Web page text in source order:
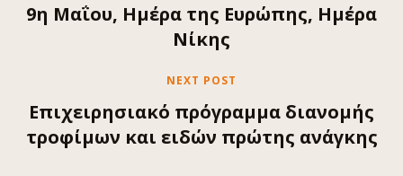
9η Μαΐου, Ημέρα της Ευρώπης, Ημέρα
Νίκης
NEXT POST
Επιχειρησιακό πρόγραμμα διανομής
τροφίμων και ειδών πρώτης ανάγκης